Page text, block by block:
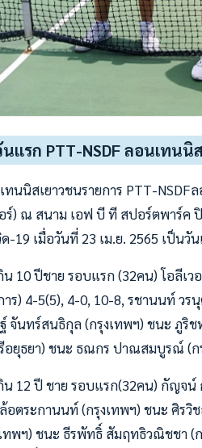
นแรก PTT-NSDF ลอนเท
ทนนิสเยาวชนรายการ PTT-
ร์) ณ สนาม เอฟ บี ที สปอร์ตพาร์ค
ด-19 เมื่อวันที่ 23 เม.ย. 2565 เป็น
น 10 ปีชาย รอบแรก (32คน) โอลีเ
ร) 4-5(5), 4-0, 10-8, รชานนท์ ว
จันทร์สนธิกุล (กรุงเทพฯ) ชนะ ภูริ
อยุธยา) ชนะ ธณกร ปาณสมบูรณ์ (ก
น 12 ปี ชาย รอบแรก(32คน) กัญจ
อตระกานนท์ (กรุงเทพฯ) ชนะ ศิร
เทพฯ) ชนะ ธีรพัทธิ์ สัมฤทธิวณิชชา